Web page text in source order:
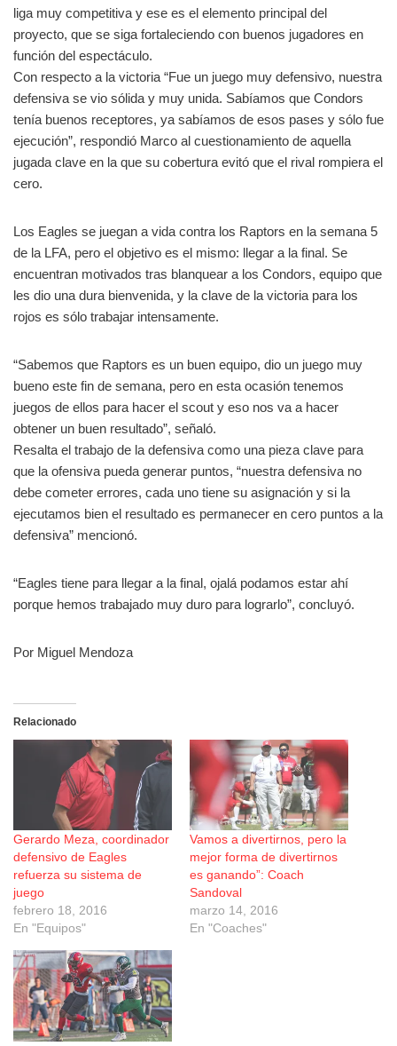
liga muy competitiva y ese es el elemento principal del
proyecto, que se siga fortaleciendo con buenos jugadores en
función del espectáculo.
Con respecto a la victoria “Fue un juego muy defensivo, nuestra
defensiva se vio sólida y muy unida. Sabíamos que Condors
tenía buenos receptores, ya sabíamos de esos pases y sólo fue
ejecución”, respondió Marco al cuestionamiento de aquella
jugada clave en la que su cobertura evitó que el rival rompiera el
cero.
Los Eagles se juegan a vida contra los Raptors en la semana 5
de la LFA, pero el objetivo es el mismo: llegar a la final. Se
encuentran motivados tras blanquear a los Condors, equipo que
les dio una dura bienvenida, y la clave de la victoria para los
rojos es sólo trabajar intensamente.
“Sabemos que Raptors es un buen equipo, dio un juego muy
bueno este fin de semana, pero en esta ocasión tenemos
juegos de ellos para hacer el scout y eso nos va a hacer
obtener un buen resultado”, señaló.
Resalta el trabajo de la defensiva como una pieza clave para
que la ofensiva pueda generar puntos, “nuestra defensiva no
debe cometer errores, cada uno tiene su asignación y si la
ejecutamos bien el resultado es permanecer en cero puntos a la
defensiva” mencionó.
“Eagles tiene para llegar a la final, ojalá podamos estar ahí
porque hemos trabajado muy duro para lograrlo”, concluyó.
Por Miguel Mendoza
Relacionado
Gerardo Meza, coordinador
defensivo de Eagles
refuerza su sistema de
juego
febrero 18, 2016
En "Equipos"
Vamos a divertirnos, pero la
mejor forma de divertirnos
es ganando”: Coach
Sandoval
marzo 14, 2016
En "Coaches"